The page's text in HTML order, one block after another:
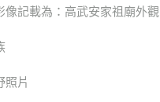
像記載為：高武安家祖廟外觀
照片